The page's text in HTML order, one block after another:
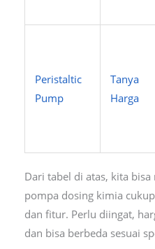
Peristaltic
Pump
Tanya
Harga
Dari tabel di atas, kita
pompa dosing kimia
dan fitur. Perlu diingat,
dan bisa berbeda sesuai